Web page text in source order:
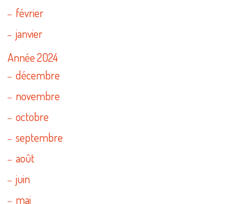
février
janvier
Année 2024
décembre
novembre
octobre
septembre
août
juin
mai